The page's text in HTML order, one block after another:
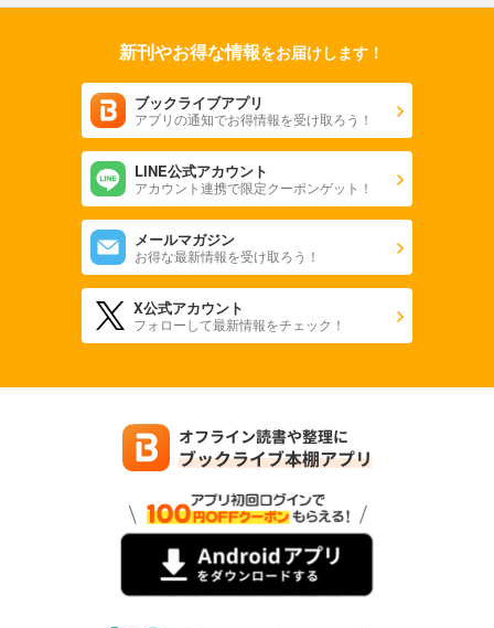
新刊やお得な情報をお届けします！
ブックライブアプリ
アプリの通知でお得情報を受け取ろう！
LINE公式アカウント
アカウント連携で限定クーポンゲット！
メールマガジン
お得な最新情報を受け取ろう！
X公式アカウント
フォローして最新情報をチェック！